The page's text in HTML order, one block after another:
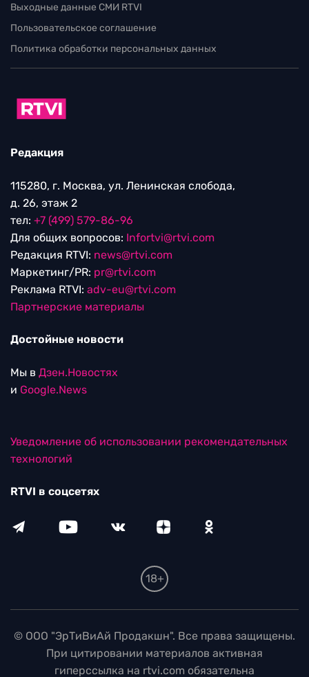
Выходные данные СМИ RTVI
Пользовательское соглашение
Политика обработки персональных данных
Редакция
115280, г. Москва, ул. Ленинская слобода,
д. 26, этаж 2
тел: +7 (499) 579-86-96
Для общих вопросов: Infortvi@rtvi.com
Редакция RTVI: news@rtvi.com
Маркетинг/PR: pr@rtvi.com
Реклама RTVI: adv-eu@rtvi.com
Партнерские материалы
Достойные новости
Мы в Дзен.Новостях
и Google.News
Уведомление об использовании рекомендательных
технологий
RTVI в соцсетях
18+
© ООО "ЭрТиВиАй Продакшн". Все права защищены.
При цитировании материалов активная
гиперссылка на rtvi.com обязательна